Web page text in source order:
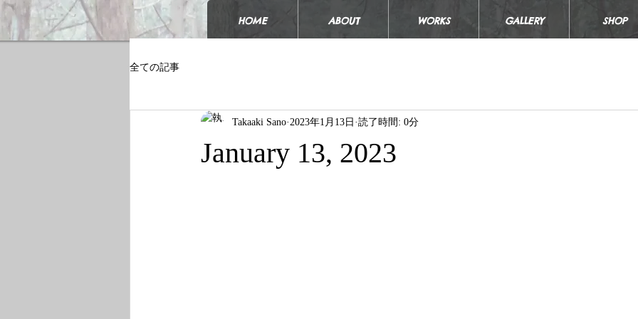
HOME ABOUT WORKS GALLERY SHOP
全ての記事
January 13, 2023
Takaaki Sano 2023年1月13日 読了時間: 0分